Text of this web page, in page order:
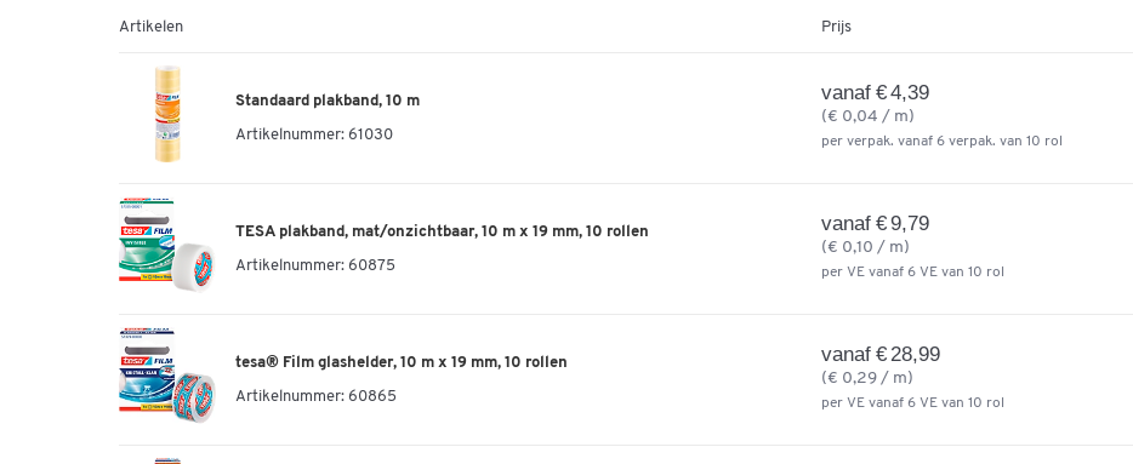
Artikelen Prijs
Standaard plakband, 10 m
Artikelnummer: 61030
vanaf € 4,39
(€ 0,04 / m)
per verpak. vanaf 6 verpak. van 10 rol
TESA plakband, mat/onzichtbaar, 10 m x 19 mm, 10 rollen
Artikelnummer: 60875
vanaf € 9,79
(€ 0,10 / m)
per VE vanaf 6 VE van 10 rol
tesa® Film glashelder, 10 m x 19 mm, 10 rollen
Artikelnummer: 60865
vanaf € 28,99
(€ 0,29 / m)
per VE vanaf 6 VE van 10 rol